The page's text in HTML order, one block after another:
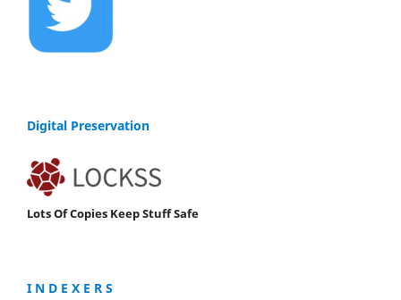
Digital Preservation
Lots Of Copies Keep Stuff Safe
I N D E X E R S